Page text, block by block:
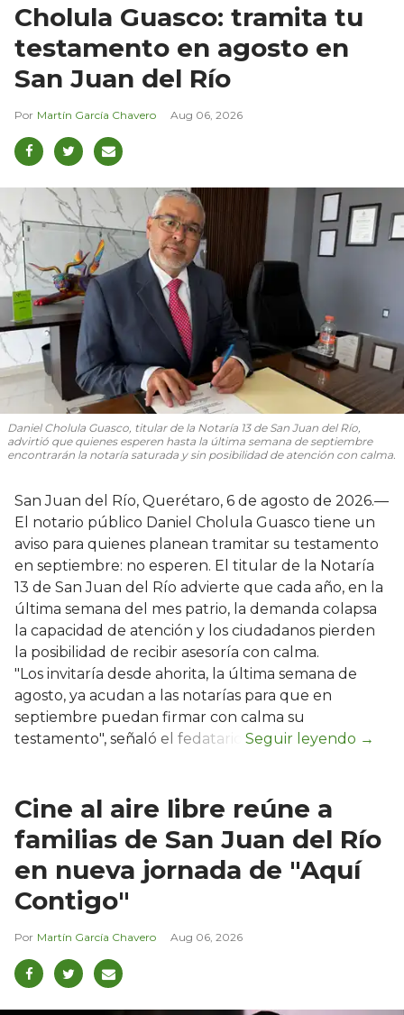
Cholula Guasco: tramita tu
testamento en agosto en
San Juan del Río
Martín García Chavero Aug 06, 2026
Daniel Cholula Guasco, titular de la Notaría 13 de San Juan del Río,
advirtió que quienes esperen hasta la última semana de septiembre
encontrarán la notaría saturada y sin posibilidad de atención con calma.
San Juan del Río, Querétaro, 6 de agosto de 2026.—
El notario público Daniel Cholula Guasco tiene un
aviso para quienes planean tramitar su testamento
en septiembre: no esperen. El titular de la Notaría
13 de San Juan del Río advierte que cada año, en la
última semana del mes patrio, la demanda colapsa
la capacidad de atención y los ciudadanos pierden
la posibilidad de recibir asesoría con calma.
"Los invitaría desde ahorita, la última semana de
agosto, ya acudan a las notarías para que en
septiembre puedan firmar con calma su
testamento", señaló el fedatario.
Cine al aire libre reúne a
familias de San Juan del Río
en nueva jornada de "Aquí
Contigo"
Martín García Chavero Aug 06, 2026